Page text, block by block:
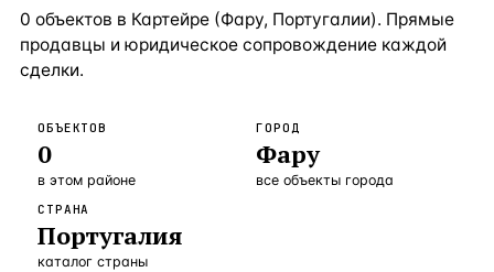
Кипр —Страна 3 906
Греция —
Сочи —Локация Россия · 3
Алания
Бангкок —Локация
0 объектов в Картейре (Фару, Португалии). Прямые
продавцы и юридическое сопровождение каждой
сделки.
ОБЪЕКТОВ
0
в этом районе
ГОРОД
Фару
все объекты города
СТРАНА
Португалия
каталог страны